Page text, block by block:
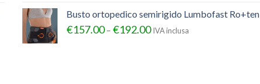
Busto ortopedico semirigido Lumbofast Ro+ten
€157.00– €192.00 IVA inclusa